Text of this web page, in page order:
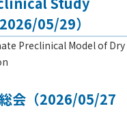
05/29）
Preclinical Model of Dry
会（2026/05/27